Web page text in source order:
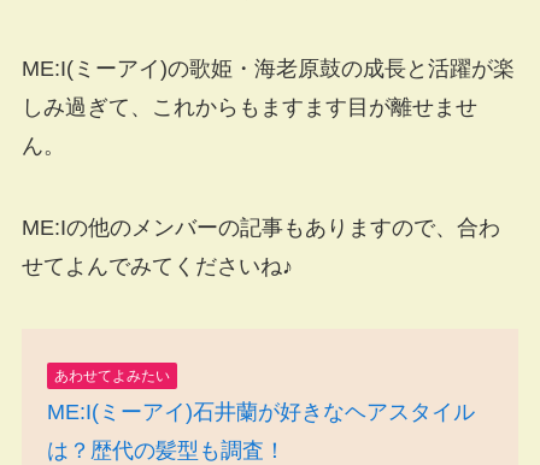
ME:I(ミーアイ)の歌姫・海老原鼓の成長と活躍が楽
しみ過ぎて、これからもますます目が離せませ
ん。
ME:Iの他のメンバーの記事もありますので、合わ
せてよんでみてくださいね♪
あわせてよみたい
ME:I(ミーアイ)石井蘭が好きなヘアスタイル
は？歴代の髪型も調査！